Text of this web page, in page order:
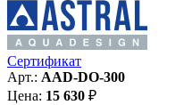
Сертификат
Арт.: AAD-DO-300
Цена: 15 630 ₽